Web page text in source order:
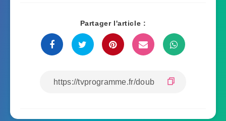
Partager l'article :